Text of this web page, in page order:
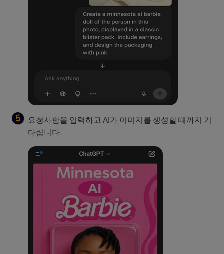
요청사항을 입력하고 AI가 이미지를 생성할 때까지 기
다립니다.